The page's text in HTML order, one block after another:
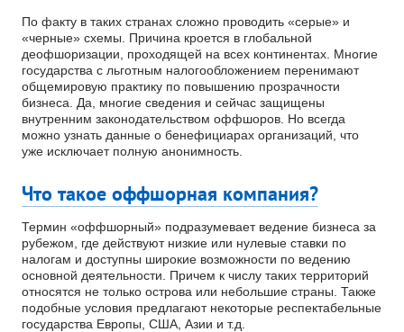
По факту в таких странах сложно проводить «серые» и
«черные» схемы. Причина кроется в глобальной
деофшоризации, проходящей на всех континентах. Многие
государства с льготным налогообложением перенимают
общемировую практику по повышению прозрачности
бизнеса. Да, многие сведения и сейчас защищены
внутренним законодательством оффшоров. Но всегда
можно узнать данные о бенефициарах организаций, что
уже исключает полную анонимность.
Что такое оффшорная компания?
Термин «оффшорный» подразумевает ведение бизнеса за
рубежом, где действуют низкие или нулевые ставки по
налогам и доступны широкие возможности по ведению
основной деятельности. Причем к числу таких территорий
относятся не только острова или небольшие страны. Также
подобные условия предлагают некоторые респектабельные
государства Европы, США, Азии и т.д.